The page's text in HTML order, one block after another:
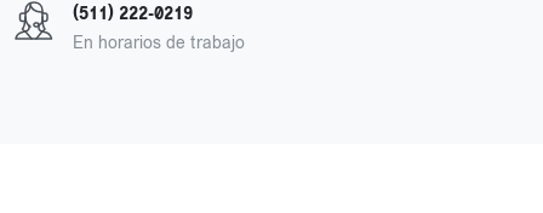
(511) 222-0219
En horarios de trabajo